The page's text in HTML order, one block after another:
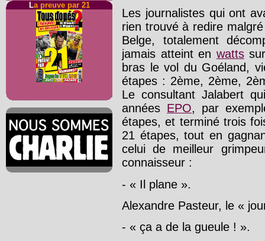
La preuve par 21
Les journalistes qui ont
rien trouvé à redire
Belge, totalement
jamais atteint en wattssur
bras le vol du Goéland,
étapes : 2ème, 2ème,
Le consultant Jalabert
années EPO, par
étapes, et terminé trois
21 étapes, tout en
celui de meilleur
connaisseur :
- « Il plane ».
Alexandre Pasteur, le «
- « ça a de la gueule ! ».